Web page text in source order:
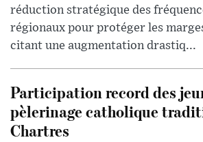
réduction stratégique des
régionaux pour protéger les
citant une augmentation drastiq...
Participation record des
pèlerinage catholique
Chartres